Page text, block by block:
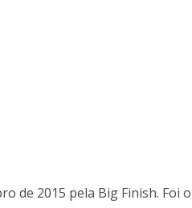
de 2015 pela Big Finish. Foi o